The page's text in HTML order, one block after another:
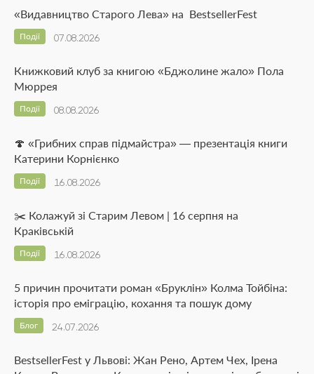
«Видавництво Старого Лева» на BestsellerFest
07.08.2026
Події
Книжковий клуб за книгою «Бджолине жало» Пола
Мюррея
08.08.2026
Події
🍄 «Грибних справ підмайстра» — презентація книги
Катерини Корнієнко
16.08.2026
Події
✂️ Колажуй зі Старим Левом | 16 серпня на
Краківській
16.08.2026
Події
5 причин прочитати роман «Бруклін» Колма Тойбіна:
історія про еміграцію, кохання та пошук дому
24.07.2026
Блог
BestsellerFest у Львові: Жан Рено, Артем Чех, Ірена